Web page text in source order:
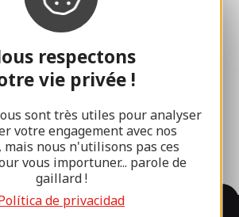
respectons
vie privée !
sont très utiles pour analyser
votre engagement avec nos
mais nous n'utilisons pas ces
vous importuner... parole de
gaillard !
de privacidad